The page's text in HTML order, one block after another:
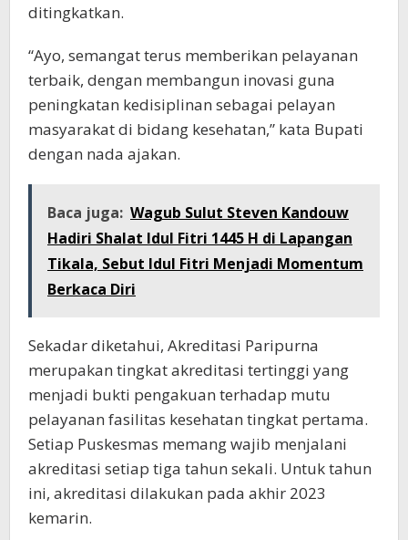
ditingkatkan.
“Ayo, semangat terus memberikan pelayanan
terbaik, dengan membangun inovasi guna
peningkatan kedisiplinan sebagai pelayan
masyarakat di bidang kesehatan,” kata Bupati
dengan nada ajakan.
Baca juga: Wagub Sulut Steven Kandouw
Hadiri Shalat Idul Fitri 1445 H di Lapangan
Tikala, Sebut Idul Fitri Menjadi Momentum
Berkaca Diri
Sekadar diketahui, Akreditasi Paripurna
merupakan tingkat akreditasi tertinggi yang
menjadi bukti pengakuan terhadap mutu
pelayanan fasilitas kesehatan tingkat pertama.
Setiap Puskesmas memang wajib menjalani
akreditasi setiap tiga tahun sekali. Untuk tahun
ini, akreditasi dilakukan pada akhir 2023
kemarin.